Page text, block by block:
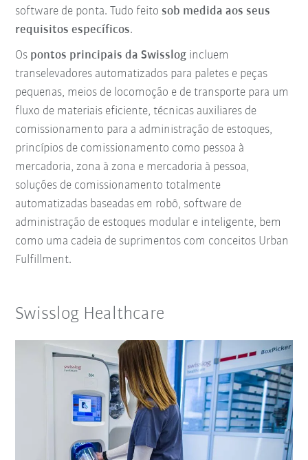
software de ponta. Tudo feitosob medida aos seus
requisitos específicos.
Os pontos principais da Swisslog incluem
transelevadores automatizados para paletes e peças
pequenas, meios de locomoção e de transporte para um
fluxo de materiais eficiente, técnicas auxiliares de
comissionamento para a administração de estoques,
princípios de comissionamento como pessoa à
mercadoria, zona à zona e mercadoria à pessoa,
soluções de comissionamento totalmente
automatizadas baseadas em robô, software de
administração de estoques modular e inteligente, bem
como uma cadeia de suprimentos com conceitos Urban
Fulfillment.
Swisslog Healthcare